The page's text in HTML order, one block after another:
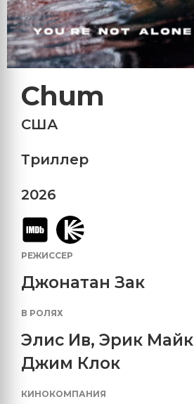
Chum
США
Триллер
2026
РЕЖИССЕР
Джонатан Зак
В РОЛЯХ
Элис Ив, Эрик
Джим Клок
КИНОКОМПАНИЯ